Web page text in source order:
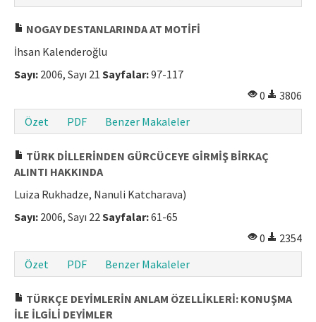
NOGAY DESTANLARINDA AT MOTİFİ
İhsan Kalenderoğlu
Sayı: 2006, Sayı 21 Sayfalar:97-117
0
3806
Özet
PDF Benzer Makaleler
TÜRK DİLLERİNDEN GÜRCÜCEYE GİRMİŞ BİRKAÇ
ALINTI HAKKINDA
Luiza Rukhadze, Nanuli Katcharava)
Sayı: 2006, Sayı 22 Sayfalar:61-65
0
2354
Özet
PDF Benzer Makaleler
TÜRKÇE DEYİMLERİN ANLAM ÖZELLİKLERİ: KONUŞMA
İLE İLGİLİ DEYİMLER